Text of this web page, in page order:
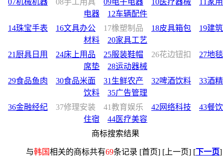
07机械机器
08手工用具 09电子电器 10医疗器械
11家用
电器
12车辆配件
14珠宝手表
16文具办公 17橡塑制品 18皮具箱包
19建筑
材料
20家具工艺
21厨具日用
24床上用品 25服装鞋帽 26花边钮扣
27地毯
席垫
28运动器械
29食品鱼肉
30食品米面 31生鲜农产 32啤酒饮料
33酒精
饮料
35广告管理
36金融经纪
37修理安装 41教育娱乐 42网络科技
43餐饮
住宿
44医疗美容
商标搜索结果
与韩国相关的商标共有69条记录 [首页] [上一页] [下一页